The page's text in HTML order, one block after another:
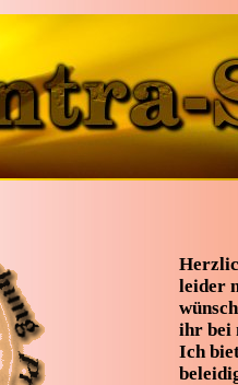
leider
ihr bei
Ich